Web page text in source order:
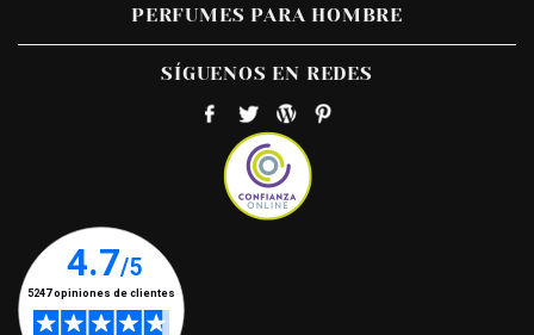
PERFUMES PARA HOMBRE
SÍGUENOS EN REDES